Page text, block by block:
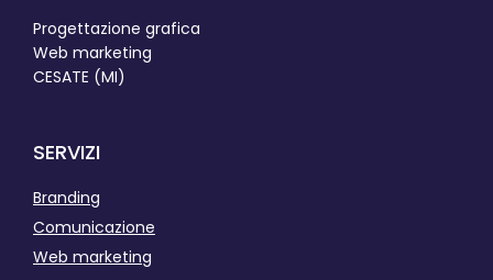
Progettazione grafica
Web marketing
CESATE (MI)
SERVIZI
Branding
Comunicazione
Web marketing